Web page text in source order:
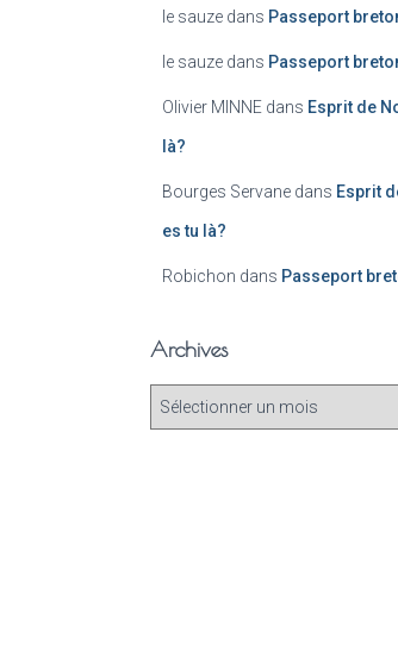
le sauzedans Passeport
le sauzedans Passeport
Olivier MINNEdans Esprit de
là?
Bourges Servanedans Esprit
es tu là?
Robichon dans Passeport
Archives